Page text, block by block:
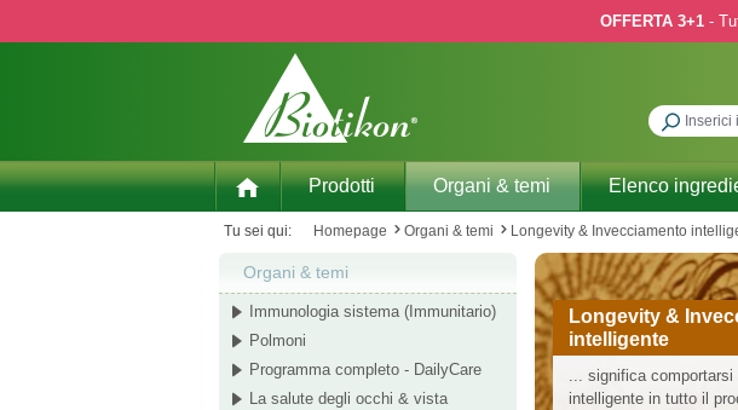
OFFERTA 3+1-
Prodotti Organi & temi Elenco
Tu sei qui: Homepage Organi & temi Longevity & Invecciamento
Organi & temi
Immunologia sistema (Immunitario)
Polmoni
Programma completo - DailyCare
La salute degli occhi & vista
Longevity &
intelligente
... significa comportarsi
intelligente in tutto il